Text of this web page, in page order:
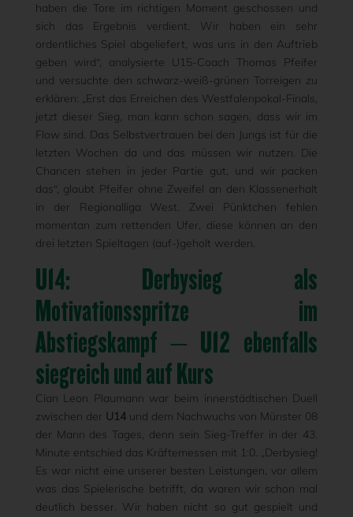
haben die Tore im richtigen Moment geschossen und
sich das Ergebnis verdient. Wir haben ein sehr
ordentliches Spiel abgeliefert, was uns in den Auftrieb
geben wird“, analysierte U15-Coach Thomas Pfeifer
und versuchte den schwarz-weiß-grünen Torreigen zu
erklären: „Erst das Erreichen des Westfalenpokal-Finals,
jetzt dieser Sieg, man kann schon sagen, dass wir im
Flow sind. Das Selbstvertrauen bei den Jungs ist für die
letzten Wochen da und das müssen wir nutzen. Die
Chancen stehen in jeder Partie gut, und wir packen
das“, glaubt Pfeifer ohne Zweifel an den Klassenerhalt
in der Regionalliga West. Zwei Pünktchen fehlen
momentan zum rettenden Ufer, diese können an den
drei letzten Spieltagen (auf-)geholt werden.
U14: Derbysieg als
Motivationsspritze im
Abstiegskampf – U12 ebenfalls
siegreich und auf Kurs
Cian Leon Plaumann war beim innerstädtischen Duell
zwischen der U14und dem Nachwuchs von Münster 08
der Mann des Tages, denn sein Sieg-Treffer in der 43.
Minute entschied das Kräftemessen mit 1:0. „Derbysieg!
Es war nicht eine unserer besten Leistungen, vor allem
was das Spielerische betrifft, da waren wir schon mal
deutlich besser. Wir haben nicht so gut gespielt und